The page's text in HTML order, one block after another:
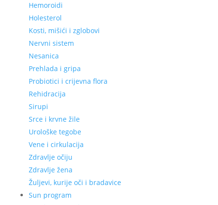
Hemoroidi
Holesterol
Kosti, mišići i zglobovi
Nervni sistem
Nesanica
Prehlada i gripa
Probiotici i crijevna flora
Rehidracija
Sirupi
Srce i krvne žile
Urološke tegobe
Vene i cirkulacija
Zdravlje očiju
Zdravlje žena
Žuljevi, kurije oči i bradavice
Sun program